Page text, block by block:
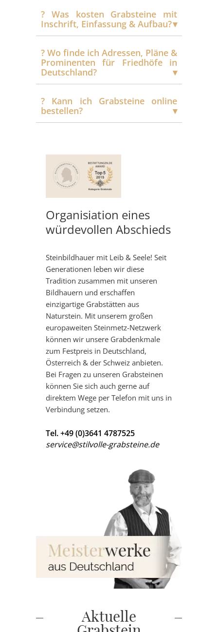
?️ Was kosten Grabsteine mit
Inschrift, Einfassung & Aufbau?
?️ Wo finde ich Adressen, Pläne &
Prominenten für Friedhöfe in
Deutschland?
?️ Kann ich Grabsteine online
bestellen?
Organisiation eines
würdevollen Abschieds
Steinbildhauer mit Leib & Seele! Seit
Generationen leben wir diese
Tradition zusammen mit unseren
Bildhauern und erschaffen
einzigartige Grabstätten aus
Naturstein. Mit unserem großen
europaweiten Steinmetz-Netzwerk
können wir unsere Grabdenkmale
zum Festpreis in Deutschland,
Österreich & der Schweiz anbieten.
Bei Fragen zu unseren Grabsteinen
können Sie sich auch gerne auf
direktem Wege per Telefon mit uns in
Verbindung setzen.
Tel. +49 (0)3641 4787525
service@stilvolle-grabsteine.de
Aktuelle